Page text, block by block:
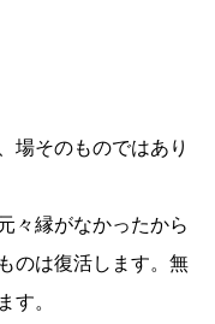
場そのものではあり
々縁がなかったから
のは復活します。無
。